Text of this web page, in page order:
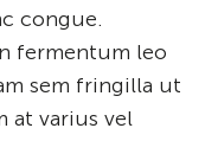
congue.
fermentum leo
sem fringilla ut
at varius vel